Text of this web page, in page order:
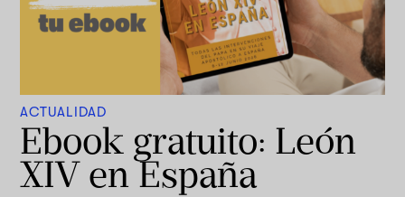
ACTUALIDAD
Ebook gratuito: León
XIV en España